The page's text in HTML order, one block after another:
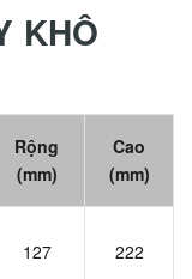
KHÔ
Rộng
(mm)
Cao
(mm)
127 222